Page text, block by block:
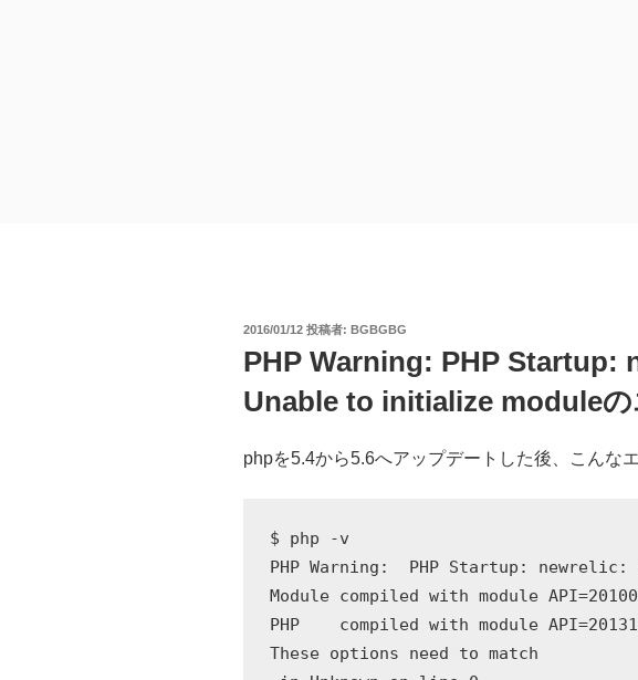
投
日:
2016/01/12 投稿者: BGBGBG
PHP Warning: PHP Startup:
Unable to initialize moduleの
phpを5.4から5.6へアップデートした後、こんな
$ php -v
PHP Warning:  PHP Startup:
Module compiled with module
PHP    compiled with module
These options need to match